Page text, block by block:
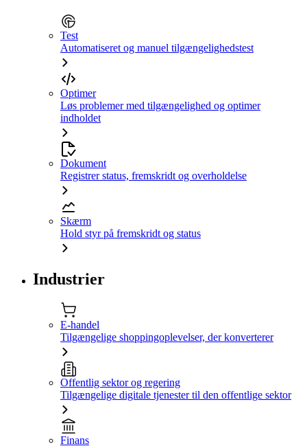
Test
Automatiseret og manuel tilgængelighedstest
Optimer
Løs problemer med tilgængelighed og optimer
indholdet
Dokument
Registrer status, fremskridt og overholdelse
Skærm
Hold styr på fremskridt og status
Industrier
E-handel
Tilgængelige shoppingoplevelser, der konverterer
Offentlig sektor og regering
Tilgængelige digitale tjenester til den offentlige sektor
Finans